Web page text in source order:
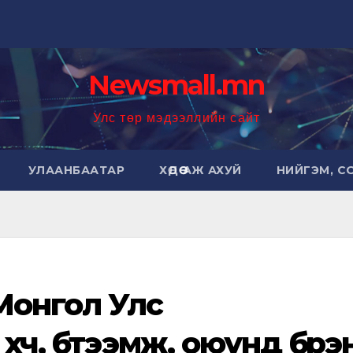
Newsmall.mn
Улс төр мэдээллийн сайт
УЛААНБААТАР ХӨДӨӨ АЖ АХУЙ НИЙГЭМ,
Улс
бүтээмж, оюунд